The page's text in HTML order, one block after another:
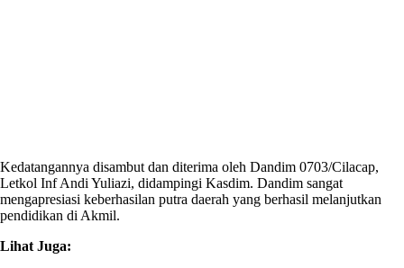
Kedatangannya disambut dan diterima oleh Dandim 0703/Cilacap,
Letkol Inf Andi Yuliazi, didampingi Kasdim. Dandim sangat
mengapresiasi keberhasilan putra daerah yang berhasil melanjutkan
pendidikan di Akmil.
Lihat Juga: